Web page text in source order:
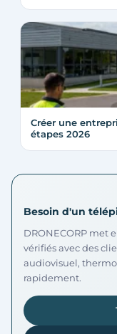
Créer une
étapes 2026
Besoin d'un
DRONECORP met
vérifiés avec des
audiovisuel,
rapidement.